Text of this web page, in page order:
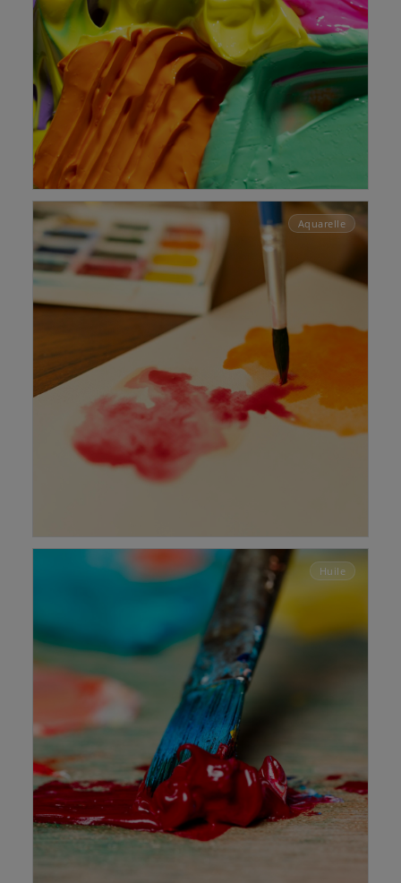
LA PEINTURE MODERNE
Pinceaux pour l'acrylique
Un large choix de pinceaux synthétiques
Découvrir →
Aquarelle
PEINTURE À L'EAU
Pinceaux pour l'aquarelle
Découvrir →
Huile